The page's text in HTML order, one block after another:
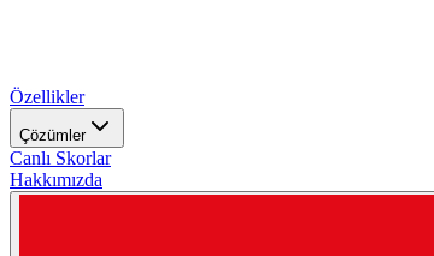
Özellikler
Çözümler
Canlı Skorlar
Hakkımızda